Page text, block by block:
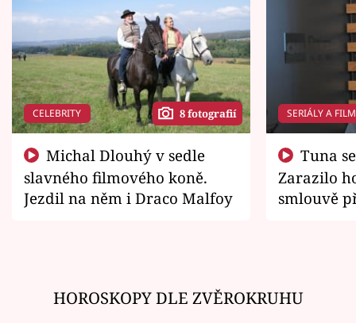
CELEBRITY 8 fotografií
slavného filmového koně.
Jezdil na něm i Draco Malfoy
SERIÁLY A
Zarazilo
smlouvě
HOROSKOPY DLE ZVĚROKRUHU